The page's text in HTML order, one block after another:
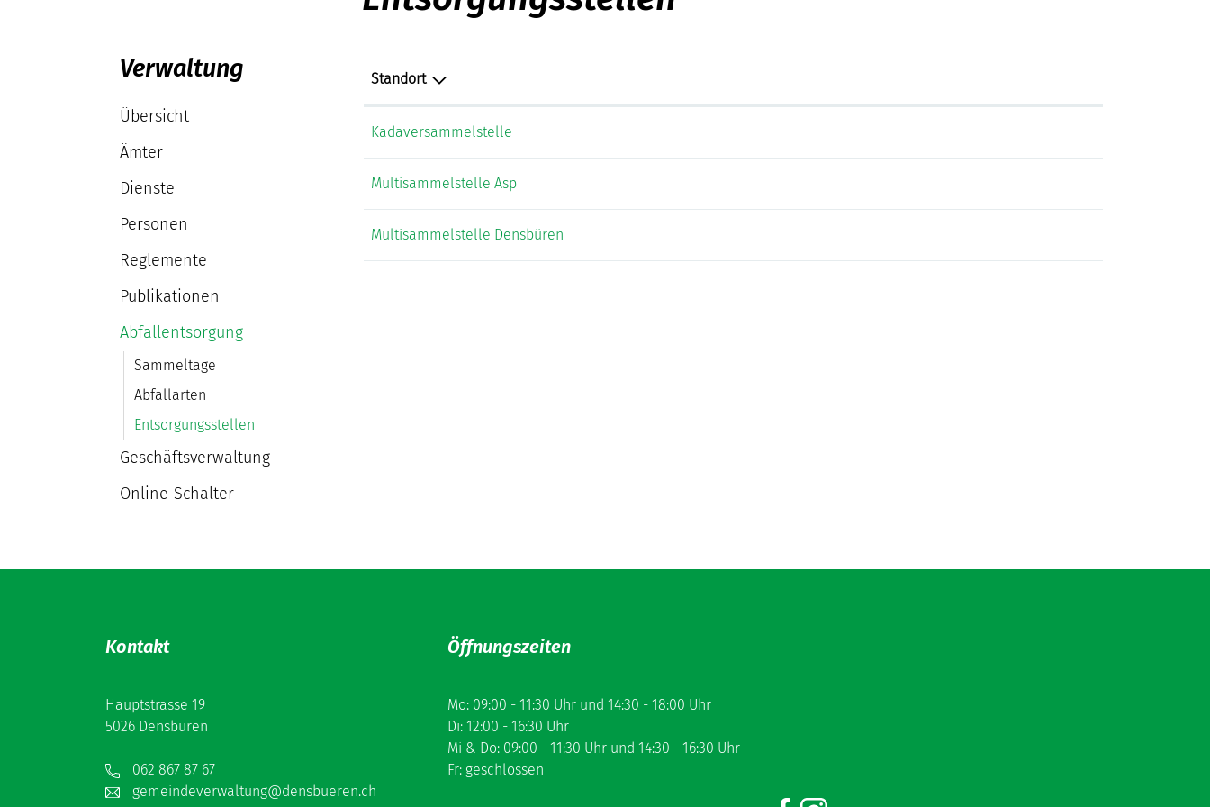
Verwaltung
Übersicht
Ämter
Dienste
Personen
Reglemente
Publikationen
Abfallentsorgung
Sammeltage
Abfallarten
Entsorgungsstellen
(ausgewählt)
Geschäftsverwaltung
Online-Schalter
Standort
Kadaversammelstelle
Multisammelstelle Asp
Multisammelstelle Densbüren
Kontakt
Hauptstrasse 19
5026 Densbüren
062 867 87 67
gemeindeverwaltung@densbueren.ch
Öffnungszeiten
Mo: 09:00 - 11:30 Uhr und 14:30 - 18:00 Uhr
Di: 12:00 - 16:30 Uhr
Mi & Do: 09:00 - 11:30 Uhr und 14:30 - 16:30 Uhr
Fr: geschlossen